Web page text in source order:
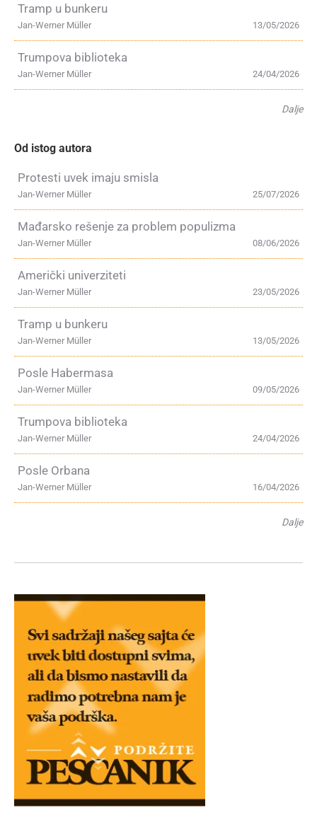
Tramp u bunkeru
13/05/2026
Jan-Werner Müller
Trumpova biblioteka
24/04/2026
Jan-Werner Müller
Dalje
Od istog autora
Protesti uvek imaju smisla
25/07/2026
Jan-Werner Müller
Mađarsko rešenje za problem populizma
08/06/2026
Jan-Werner Müller
Američki univerziteti
23/05/2026
Jan-Werner Müller
Tramp u bunkeru
13/05/2026
Jan-Werner Müller
Posle Habermasa
09/05/2026
Jan-Werner Müller
Trumpova biblioteka
24/04/2026
Jan-Werner Müller
Posle Orbana
16/04/2026
Jan-Werner Müller
Dalje